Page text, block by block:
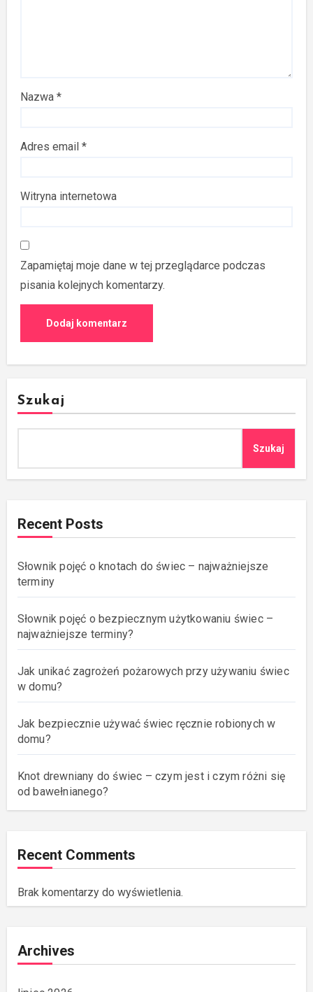
Nazwa*
Adres email*
Witryna internetowa
Zapamiętaj moje dane w tej przeglądarce podczas
pisania kolejnych komentarzy.
Szukaj
Szukaj
Recent Posts
Słownik pojęć o knotach do świec – najważniejsze
terminy
Słownik pojęć o bezpiecznym użytkowaniu świec –
najważniejsze terminy?
Jak unikać zagrożeń pożarowych przy używaniu świec
w domu?
Jak bezpiecznie używać świec ręcznie robionych w
domu?
Knot drewniany do świec – czym jest i czym różni się
od bawełnianego?
Recent Comments
Brak komentarzy do wyświetlenia.
Archives